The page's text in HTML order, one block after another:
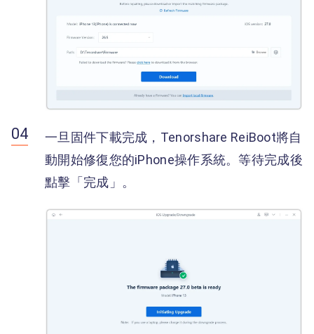
一旦固件下載完成，Tenorshare ReiBoot將自
動開始修復您的iPhone操作系統。等待完成後
點擊「完成」。